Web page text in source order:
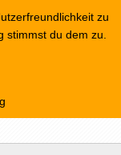
zu
stimmst du dem zu.